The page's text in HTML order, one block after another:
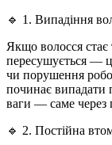
🔹 1. Випадіння
Якщо волосся
пересушується —
чи порушення
починає випадати
ваги — саме через
🔹 2. Постійна